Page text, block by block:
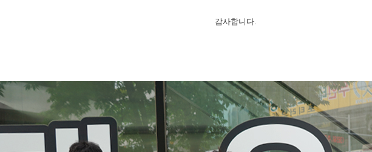
감사합니다.